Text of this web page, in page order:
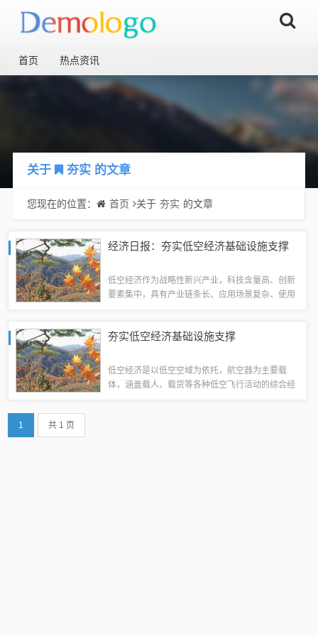
首页 热点资讯
关于 夯实的文章
您现在的位置： 首页 关于 夯实 的文章
经济日报：夯实低空经济基础设施支撑
低空经济作为战略性新兴产业，科技含量高、创新
要素集中，具有产业链条长、应用场景复杂、使用
施是低空经济发展的前提。发展低空经济需对...
夯实低空经济基础设施支撑
低空经济是以低空空域为依托，航空器为主要载
体，涵盖载人、载货等各种低空飞行活动的综合经
1 共 1 页